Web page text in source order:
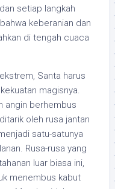
setiap langkah
keberanian dan
di tengah cuaca
Santa harus
magisnya.
angin berhembus
oleh rusa jantan
satu-satunya
Rusa-rusa yang
luar biasa ini,
menembus kabut